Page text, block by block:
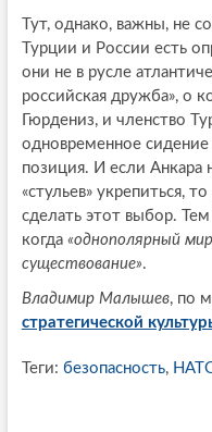
Тут, однако, важны, не
Турции и России есть
они не в русле
российская дружба», о
Гюрдениз, и членство
одновременное сидение
позиция. И если Анкара
«стульев» укрепиться,
сделать этот выбор.
когда «однополярный
существование».
Владимир Малышев, по
стратегической
Теги: безопасность,